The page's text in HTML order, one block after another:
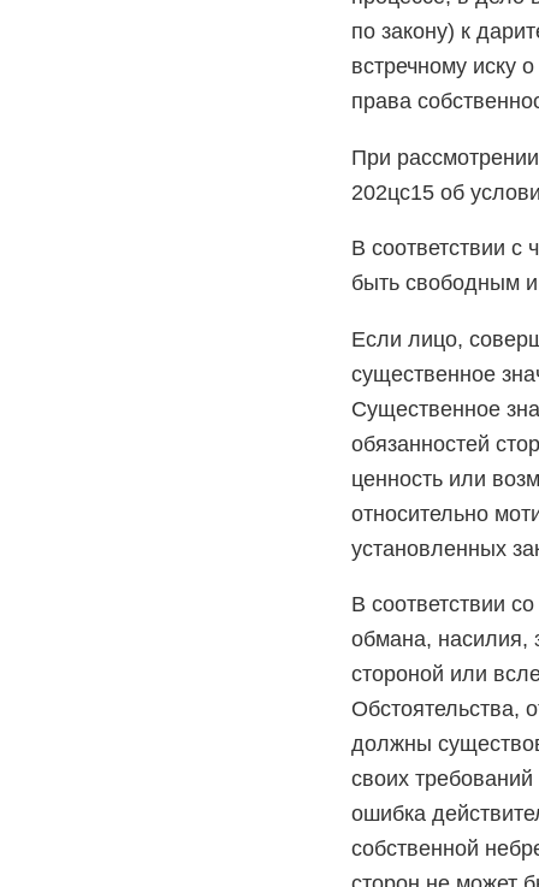
по закону) к
встречному иску
права
При
202цс15 об
В соответствии с
быть свободным и
Если лицо,
существенное
Существенное
обязанностей
ценность или
относительно
установленных
В соответствии
обмана, насилия,
стороной или
Обстоятельства,
должны
своих
ошибка
собственной